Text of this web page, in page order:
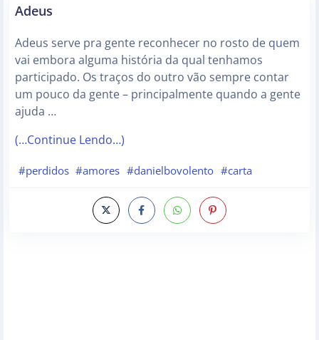
Adeus
Adeus serve pra gente reconhecer no rosto de quem
vai embora alguma história da qual tenhamos
participado. Os traços do outro vão sempre contar
um pouco da gente – principalmente quando a gente
ajuda …
(…Continue Lendo…)
#perdidos #amores #danielbovolento #carta